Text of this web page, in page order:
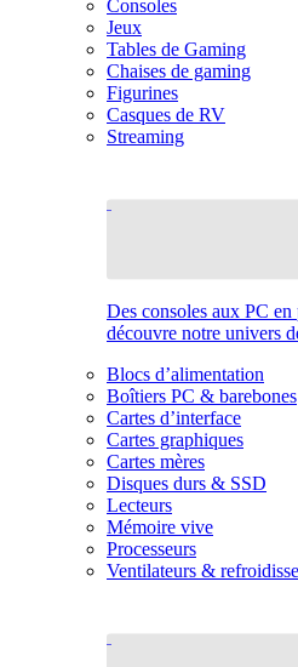
Consoles
Jeux
Tables de Gaming
Chaises de gaming
Figurines
Casques de RV
Streaming
Des consoles aux PC
découvre notre univers
Blocs d’alimentation
Boîtiers PC & barebones
Cartes d’interface
Cartes graphiques
Cartes mères
Disques durs & SSD
Lecteurs
Mémoire vive
Processeurs
Ventilateurs &